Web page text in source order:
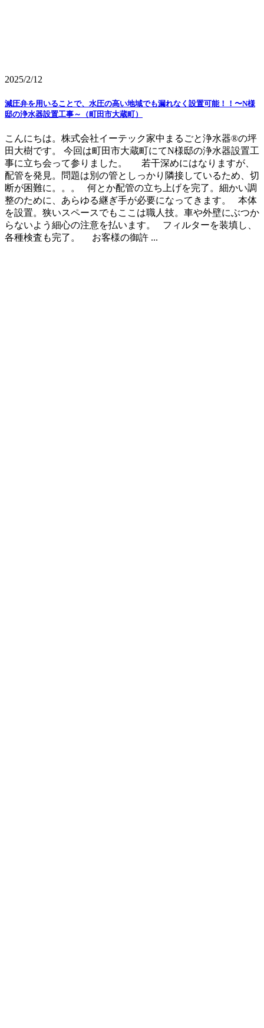
2025/2/12
減圧弁を用いることで、水圧の高い地域でも漏れなく設置可能！！〜N様
邸の浄水器設置工事～（町田市大蔵町）
こんにちは。株式会社イーテック家中まるごと浄水器®の坪
田大樹です。 今回は町田市大蔵町にてN様邸の浄水器設置工
事に立ち会って参りました。 若干深めにはなりますが、
配管を発見。問題は別の管としっかり隣接しているため、切
断が困難に。。。 何とか配管の立ち上げを完了。細かい調
整のために、あらゆる継ぎ手が必要になってきます。 本体
を設置。狭いスペースでもここは職人技。車や外壁にぶつか
らないよう細心の注意を払います。 フィルターを装填し、
各種検査も完了。 お客様の御許 ...